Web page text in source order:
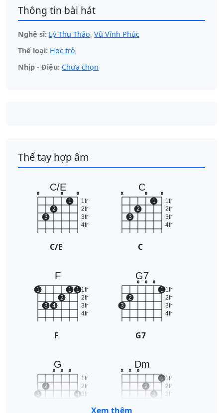
Thông tin bài hát
Nghệ sĩ: Lý Thu Thảo, Vũ Vĩnh Phúc
Thể loại: Học trò
Nhịp - Điệu: Chưa chọn
Thế tay hợp âm
C/E
1fr
2fr
3fr
4fr
o
3
2
o
1
o
C/E
C
1fr
2fr
3fr
4fr
x
3
2
o
1
o
C
F
1fr
2fr
3fr
4fr
1
3 4
2
1 1
F
G7
1fr
2fr
3fr
4fr
3
2
o o o
1
G7
G
1fr
2fr
3fr
3
2
o o o
4
Dm
1fr
2fr
3fr
x x o
2
3
1
Xem thêm